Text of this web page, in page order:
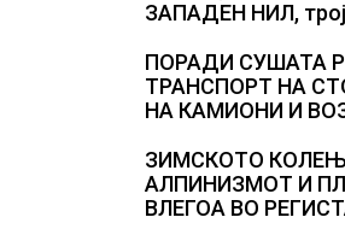
ЗАПАДЕН НИЛ,
ПОРАДИ СУШАТА
ТРАНСПОРТ НА
НА КАМИОНИ И
камионџиите да
ЗИМСКОТО
АЛПИНИЗМОТ И
ВЛЕГОА ВО